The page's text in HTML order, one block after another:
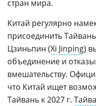
стран мира.
Китай регулярно
присоединить
Цзиньпин (Xi Jinping)
объединение и
вмешательству.
что Китай ищет
Тайвань к 2027 г.